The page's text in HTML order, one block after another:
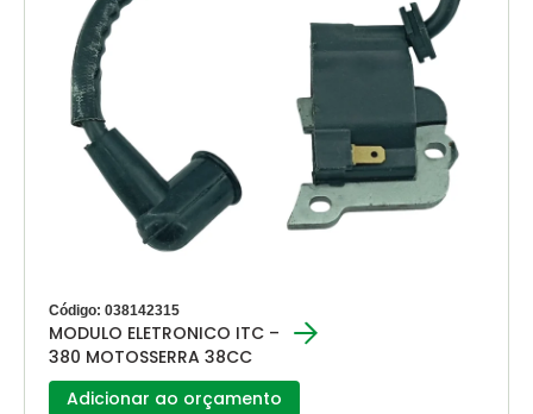
Código: 038142315
MODULO ELETRONICO ITC –
380 MOTOSSERRA 38CC
Adicionar ao orçamento